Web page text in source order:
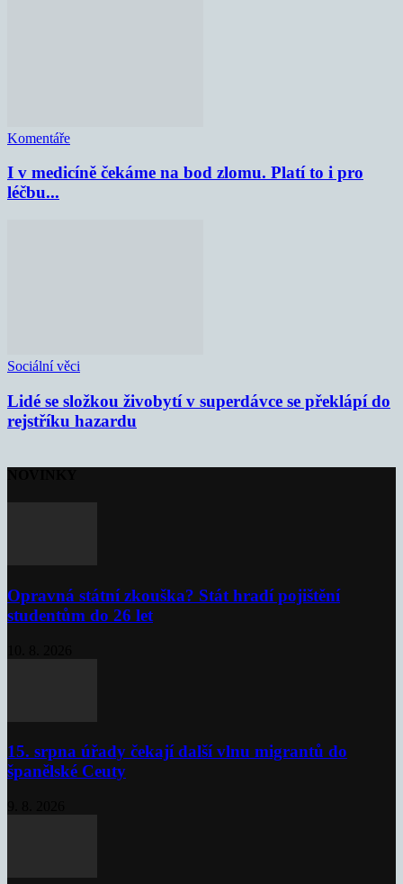
Komentáře
I v medicíně čekáme na bod zlomu. Platí to i pro
léčbu...
Sociální věci
Lidé se složkou živobytí v superdávce se překlápí do
rejstříku hazardu
Opravná státní zkouška? Stát hradí pojištění
studentům do 26 let
15. srpna úřady čekají další vlnu migrantů do
španělské Ceuty